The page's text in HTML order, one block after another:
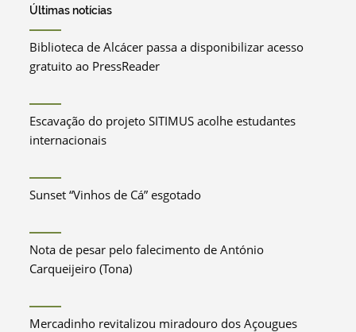
Últimas notícias
Biblioteca de Alcácer passa a disponibilizar acesso
gratuito ao PressReader
Escavação do projeto SITIMUS acolhe estudantes
internacionais
Sunset “Vinhos de Cá” esgotado
Nota de pesar pelo falecimento de António
Carqueijeiro (Tona)
Mercadinho revitalizou miradouro dos Açougues